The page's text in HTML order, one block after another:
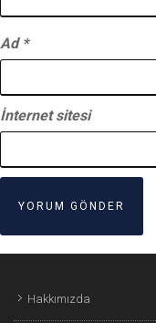
Ad *
İnternet sitesi
Hakkımızda